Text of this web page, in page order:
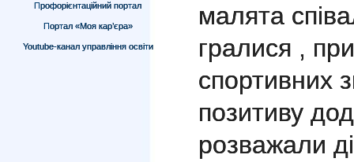
Профорієнтаційний портал
Портал «Моя кар’єра»
Youtube-канал управління освіти
малята
гралися ,
спортивних
позитиву
розважали